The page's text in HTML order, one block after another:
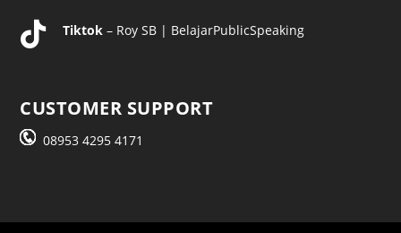
 Tiktok– Roy SB | BelajarPublicSpeaking
CUSTOMER SUPPORT
08953 4295 4171